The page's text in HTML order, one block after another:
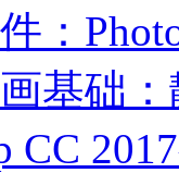
：
基础
CC